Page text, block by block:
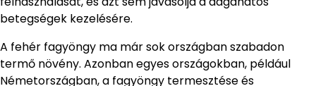
betegségek kezelésére.
A fehér fagyöngy ma már sok országban szabadon
termő növény. Azonban egyes országokban, például
Németországban, a fagyöngy termesztése és